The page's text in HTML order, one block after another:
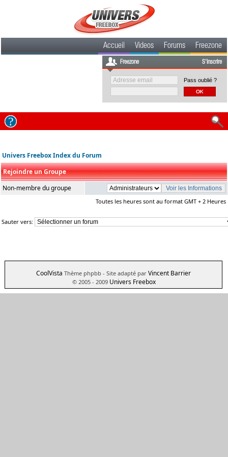
Accueil Videos Forums Freezone
Freezone S'inscrire
Pass oublié ?
Univers Freebox Index du Forum
Rejoindre un Groupe
Non-membre du groupe
Toutes les heures sont au format GMT + 2 Heures
Sauter vers:
CoolVista Thème phpbb - Site adapté par Vincent Barrier
© 2005 - 2009 Univers Freebox